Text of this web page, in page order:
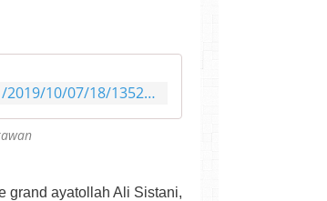
https://media.vaticannews.va/media/audio/s1/2019/10/07/18/135271778_F135271778.mp3
grand ayatollah Ali Sistani,